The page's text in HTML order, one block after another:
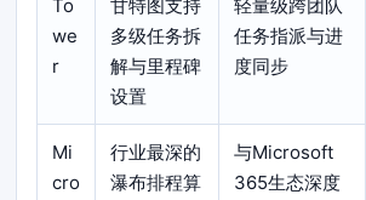
To
we
r
甘特图支持
多级任务拆
解与里程碑
设置
轻量级跨团队
任务指派与进
度同步
Mi
cro
行业最深的
瀑布排程算
与Microsoft
365生态深度